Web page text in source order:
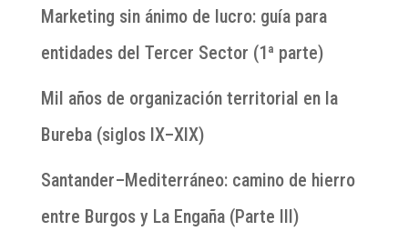
Marketing sin ánimo de lucro: guía para
entidades del Tercer Sector (1ª parte)
Mil años de organización territorial en la
Bureba (siglos IX–XIX)
Santander–Mediterráneo: camino de hierro
entre Burgos y La Engaña (Parte III)